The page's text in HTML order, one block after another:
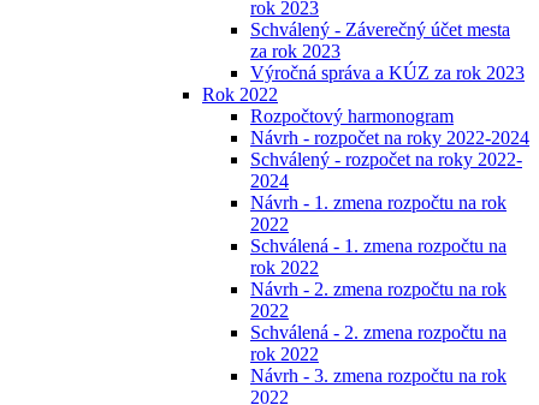
rok 2023
Schválený - Záverečný účet mesta
za rok 2023
Výročná správa a KÚZ za rok 2023
Rok 2022
Rozpočtový harmonogram
Návrh - rozpočet na roky 2022-2024
Schválený - rozpočet na roky 2022-
2024
Návrh - 1. zmena rozpočtu na rok
2022
Schválená - 1. zmena rozpočtu na
rok 2022
Návrh - 2. zmena rozpočtu na rok
2022
Schválená - 2. zmena rozpočtu na
rok 2022
Návrh - 3. zmena rozpočtu na rok
2022